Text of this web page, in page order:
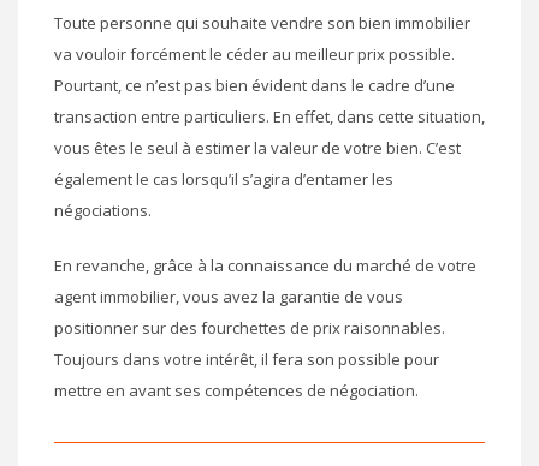
Toute personne qui souhaite vendre son bien immobilier
va vouloir forcément le céder au meilleur prix possible.
Pourtant, ce n’est pas bien évident dans le cadre d’une
transaction entre particuliers. En effet, dans cette situation,
vous êtes le seul à estimer la valeur de votre bien. C’est
également le cas lorsqu’il s’agira d’entamer les
négociations.
En revanche, grâce à la connaissance du marché de votre
agent immobilier, vous avez la garantie de vous
positionner sur des fourchettes de prix raisonnables.
Toujours dans votre intérêt, il fera son possible pour
mettre en avant ses compétences de négociation.